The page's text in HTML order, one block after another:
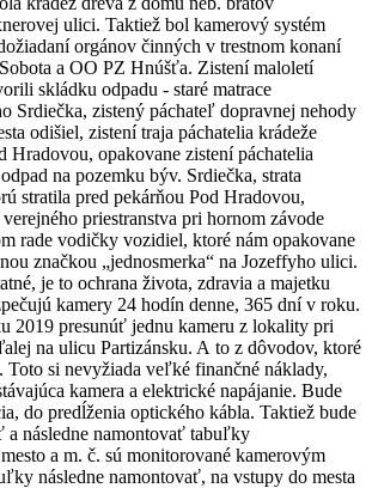
ulici. Taktiež bol kamerový systém
orgánov činných v trestnom konaní
a OO PZ Hnúšťa. Zistení maloletí
skládku odpadu - staré matrace
Srdiečka, zistený páchateľ dopravnej nehody
odišiel, zistení traja páchatelia krádeže
Hradovou, opakovane zistení páchatelia
na pozemku býv. Srdiečka, strata
stratila pred pekárňou Pod Hradovou,
priestranstva pri hornom závode
rade vodičky vozidiel, ktoré nám opakovane
značkou „jednosmerka“ na Jozeffyho ulici.
je to ochrana života, zdravia a majetku
kamery 24 hodín denne, 365 dní v roku.
2019 presunúť jednu kameru z lokality pri
na ulicu Partizánsku. A to z dôvodov, ktoré
Toto si nevyžiada veľké finančné náklady,
kamera a elektrické napájanie. Bude
do predĺženia optického kábla. Taktiež bude
následne namontovať tabuľky
a m. č. sú monitorované kamerovým
následne namontovať, na vstupy do mesta